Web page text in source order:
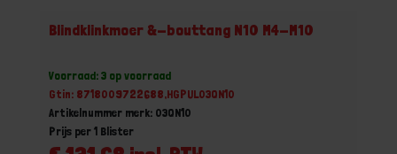
Blindklinkmoer &-bouttang N10 M4-M10
Voorraad: 3 op voorraad
Gtin: 8718009722688,HGPUL03QN10
Artikelnummer merk: 03QN10
Prijs per 1 Blister